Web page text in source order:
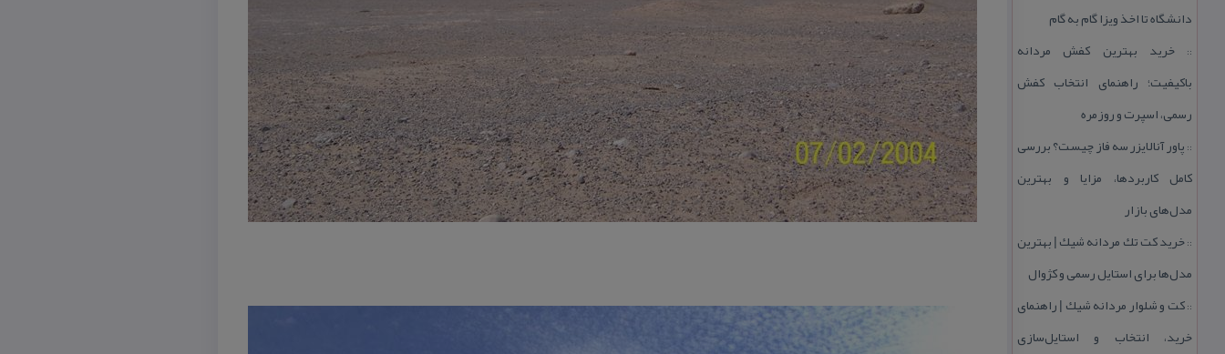
دانشگاه تا اخذ ویزا گام به گام
::خرید بهترین كفش مردانه
باكیفیت؛ راهنمای انتخاب كفش
رسمی، اسپرت و روزمره
:: پاور آنالایزر سه فاز چیست؟ بررسی
كامل كاربردها، مزایا و بهترین
مدل‌های بازار
::خرید كت تك مردانه شیك | بهترین
مدل‌ها برای استایل رسمی و كژوال
::كت و شلوار مردانه شیك | راهنمای
خرید، انتخاب و استایل‌سازی